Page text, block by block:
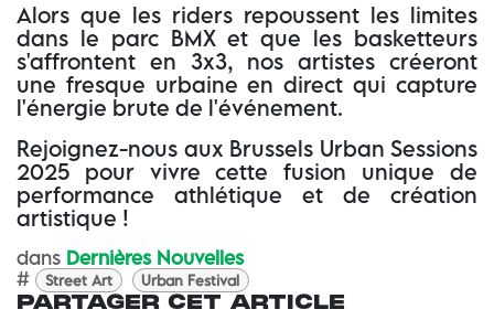
Alors que les riders repoussent les limites
dans le parc BMX et que les basketteurs
s'affrontent en 3x3, nos artistes créeront
une fresque urbaine en direct qui capture
l'énergie brute de l'événement.
Rejoignez-nous aux Brussels Urban Sessions
2025 pour vivre cette fusion unique de
performance athlétique et de création
artistique !
dans Dernières Nouvelles
#
Street Art Urban Festival
PARTAGER CET ARTICLE